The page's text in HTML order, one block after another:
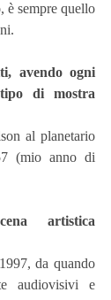
è sempre quello
avendo ogni
di mostra
al planetario
(mio anno di
artistica
da quando
audiovisivi e